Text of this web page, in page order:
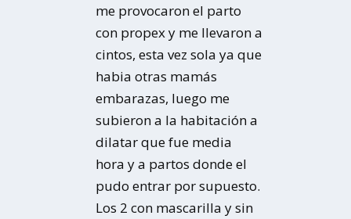
me provocaron el parto
con propex y me llevaron a
cintos, esta vez sola ya que
habia otras mamás
embarazas, luego me
subieron a la habitación a
dilatar que fue media
hora y a partos donde el
pudo entrar por supuesto.
Los 2 con mascarilla y sin